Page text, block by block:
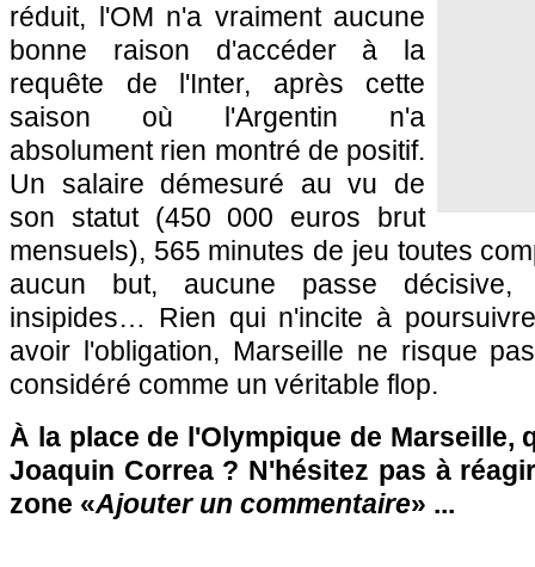
réduit, l'OM n'a vraiment aucune
bonne raison d'accéder à la
requête de l'Inter, après cette
saison où l'Argentin n'a
absolument rien montré de positif.
Un salaire démesuré au vu de
son statut (450 000 euros brut
mensuels), 565 minutes de jeu toutes
aucun but, aucune passe décisive,
insipides… Rien qui n'incite à
avoir l'obligation, Marseille ne risque
considéré comme un véritable flop.
À la place de l'Olympique de Marseille,
Joaquin Correa ? N'hésitez pas à
zone «Ajouter un commentaire» ...